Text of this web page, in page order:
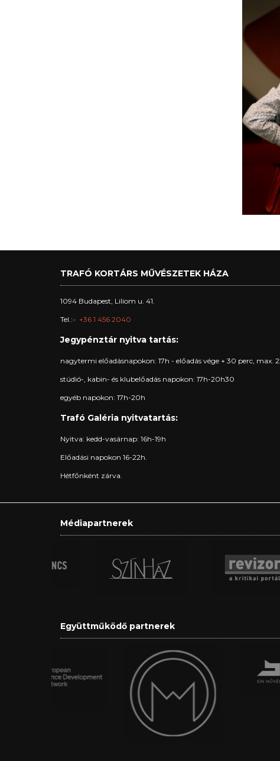
TRAFÓ KORTÁRS MŰVÉSZETEK HÁZA
1094 Budapest, Liliom u. 41.
Tel.: +36 1 456 2040
Jegypénztár nyitva tartás:
nagytermi előadásnapokon: 17h - előadás vége + 30 perc, max.
stúdió-, kabin- és klubelőadás napokon: 17h-20h30
egyéb napokon: 17h-20h
Trafó Galéria nyitvatartás:
Nyitva: kedd-vasárnap: 16h-19h
Előadási napokon 16-22h.
Hétfőnként zárva.
Médiapartnerek
Együttműködő partnerek